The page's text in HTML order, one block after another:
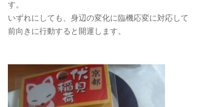
す。
いずれにしても、身辺の変化に臨機応変に対応して
前向きに行動すると開運します。